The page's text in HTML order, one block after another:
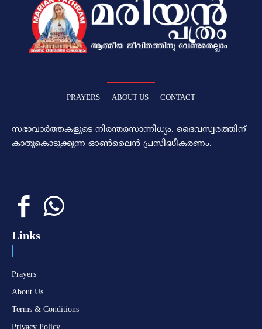
PRAYERS ABOUT US CONTACT
സഭാവാര്‍ത്തകളുടെ നിരന്തരസാന്നിധ്യം. ദൈവസ്വരത്തിന്‌
കാതുകൊടുക്കുന്ന ഓണ്‍ലൈന്‍ പ്രസിദ്ധീകരണം.
Links
Prayers
About Us
Terms & Conditions
Privacy Policy